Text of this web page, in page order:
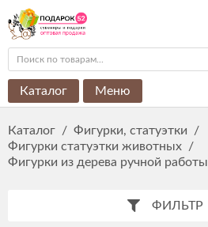
Каталог Меню
Каталог / Фигурки, статуэтки
/
Фигурки статуэтки животных /
Фигурки из дерева ручной работы
ФИЛЬТР